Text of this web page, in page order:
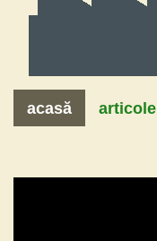
acasă articole